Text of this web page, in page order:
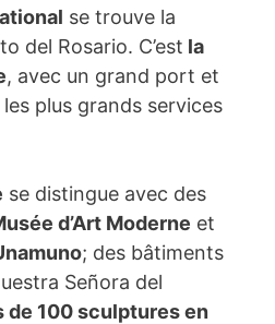
se trouve la
del Rosario. C’est la
, avec un grand port et
plus grands services
se distingue avec des
d’Art Moderne et
; des bâtiments
Señora del
de 100 sculptures en